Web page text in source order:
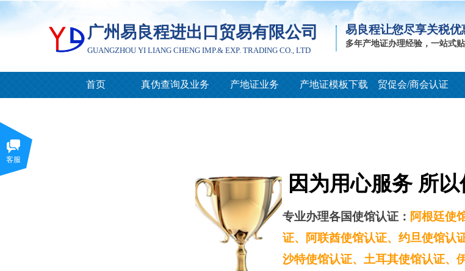
首页 真伪查询及业务 产地证业务 产地证模板下载 贸促会/商会认证
广州易良程进出口贸易有限公司
GUANGZHOU YI LIANG CHENG IMP.& EXP. TRADING CO., LTD
易良程让您尽享关税优
多年产地证办理经验，一站式
因为用心服务 所
专业办理各国使馆认证： 阿根廷使
证、阿联酋使馆认证、约旦使馆认
沙特使馆认证、土耳其使馆认证、
客服